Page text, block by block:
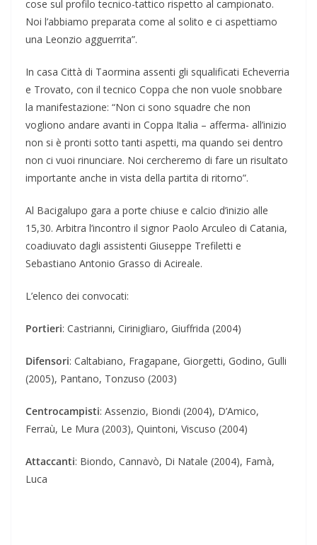
cose sul profilo tecnico-tattico rispetto al campionato.
Noi l’abbiamo preparata come al solito e ci aspettiamo
una Leonzio agguerrita”.
In casa Città di Taormina assenti gli squalificati Echeverria
e Trovato, con il tecnico Coppa che non vuole snobbare
la manifestazione: “Non ci sono squadre che non
vogliono andare avanti in Coppa Italia – afferma- all’inizio
non si è pronti sotto tanti aspetti, ma quando sei dentro
non ci vuoi rinunciare. Noi cercheremo di fare un risultato
importante anche in vista della partita di ritorno”.
Al Bacigalupo gara a porte chiuse e calcio d’inizio alle
15,30. Arbitra l’incontro il signor Paolo Arculeo di Catania,
coadiuvato dagli assistenti Giuseppe Trefiletti e
Sebastiano Antonio Grasso di Acireale.
L’elenco dei convocati:
Portieri: Castrianni, Cirinigliaro, Giuffrida (2004)
Difensori: Caltabiano, Fragapane, Giorgetti, Godino, Gulli
(2005), Pantano, Tonzuso (2003)
Centrocampisti: Assenzio, Biondi (2004), D’Amico,
Ferraù, Le Mura (2003), Quintoni, Viscuso (2004)
Attaccanti: Biondo, Cannavò, Di Natale (2004), Famà,
Luca